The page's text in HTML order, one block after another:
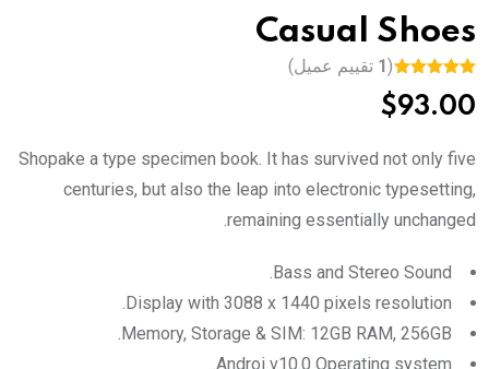
Casual Shoes
out of 5
based on
rating
(
1 تقييم عميل)
$93.00
Shopake a type specimen book. It has survived not only five
centuries, but also the leap into electronic typesetting,
remaining essentially unchanged.
Bass and Stereo Sound.
Display with 3088 x 1440 pixels resolution.
Memory, Storage & SIM: 12GB RAM, 256GB.
Androi v10.0 Operating system.